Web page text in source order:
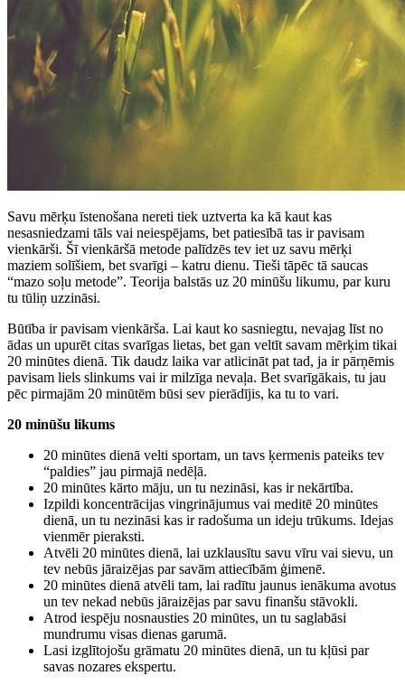
Savu mērķu īstenošana nereti tiek uztverta ka kā kaut kas
nesasniedzami tāls vai neiespējams, bet patiesībā tas ir pavisam
vienkārši. Šī vienkāršā metode palīdzēs tev iet uz savu mērķi
maziem solīšiem, bet svarīgi – katru dienu. Tieši tāpēc tā saucas
“mazo soļu metode”. Teorija balstās uz 20 minūšu likumu, par kuru
tu tūliņ uzzināsi.
Būtība ir pavisam vienkārša. Lai kaut ko sasniegtu, nevajag līst no
ādas un upurēt citas svarīgas lietas, bet gan veltīt savam mērķim tikai
20 minūtes dienā. Tik daudz laika var atlicināt pat tad, ja ir pārņēmis
pavisam liels slinkums vai ir milzīga nevaļa. Bet svarīgākais, tu jau
pēc pirmajām 20 minūtēm būsi sev pierādījis, ka tu to vari.
20 minūšu likums
20 minūtes dienā velti sportam, un tavs ķermenis pateiks tev
“paldies” jau pirmajā nedēļā.
20 minūtes kārto māju, un tu nezināsi, kas ir nekārtība.
Izpildi koncentrācijas vingrinājumus vai meditē 20 minūtes
dienā, un tu nezināsi kas ir radošuma un ideju trūkums. Idejas
vienmēr pieraksti.
Atvēli 20 minūtes dienā, lai uzklausītu savu vīru vai sievu, un
tev nebūs jāraizējas par savām attiecībām ģimenē.
20 minūtes dienā atvēli tam, lai radītu jaunus ienākuma avotus
un tev nekad nebūs jāraizējas par savu finanšu stāvokli.
Atrod iespēju nosnausties 20 minūtes, un tu saglabāsi
mundrumu visas dienas garumā.
Lasi izglītojošu grāmatu 20 minūtes dienā, un tu kļūsi par
savas nozares ekspertu.